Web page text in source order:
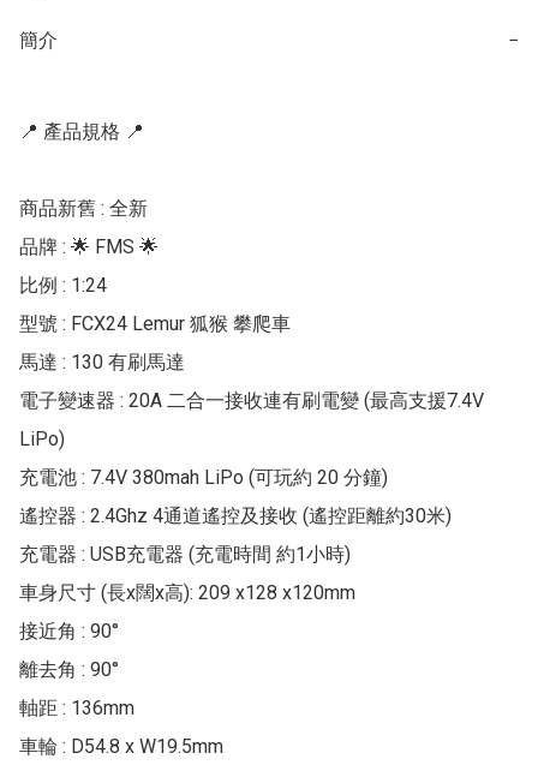
簡介 −
📍 產品規格 📍
商品新舊 : 全新
品牌 : 🌟 FMS 🌟
比例 : 1:24
型號 : FCX24 Lemur 狐猴 攀爬車
馬達 : 130 有刷馬達
電子變速器 : 20A 二合一接收連有刷電變 (最高支援7.4V
LiPo)
充電池 : 7.4V 380mah LiPo (可玩約 20 分鐘)
遙控器 : 2.4Ghz 4通道遙控及接收 (遙控距離約30米)
充電器 : USB充電器 (充電時間 約1小時)
車身尺寸 (長x闊x高): 209 x128 x120mm
接近角 : 90°
離去角 : 90°
軸距 : 136mm
車輪 : D54.8 x W19.5mm